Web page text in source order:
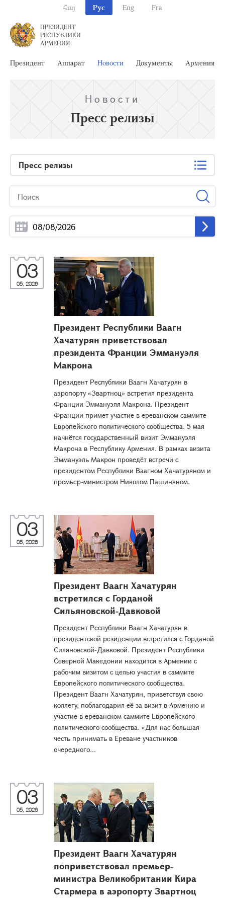
Հայ Рус Eng Fra
ПРЕЗИДЕНТ
РЕСПУБЛИКИ
АРМЕНИЯ
Президент Аппарат Новости Документы Армения
Новости
Пресс релизы
Пресс релизы
03
05, 2026
Президент Республики Ваагн
Хачатурян приветствовал
президента Франции Эммануэля
Макрона
Президент Республики Ваагн Хачатурян в
аэропорту «Звартноц» встретил президента
Франции Эммануэля Макрона. Президент
Франции примет участие в ереванском саммите
Европейского политического сообщества. 5 мая
начнётся государственный визит Эммануэля
Макрона в Республику Армения. В рамках визита
Эммануэль Макрон проведёт встречи с
президентом Республики Ваагном Хачатуряном и
премьер-министром Николом Пашиняном.
03
05, 2026
Президент Ваагн Хачатурян
встретился с Горданой
Сильяновской-Давковой
Президент Республики Ваагн Хачатурян в
президентской резиденции встретился с Горданой
Силяновской-Давковой. Президент Республики
Северной Македонии находится в Армении с
рабочим визитом с целью участия в саммите
Европейского политического сообщества.
Президент Ваагн Хачатурян, приветствуя свою
коллегу, поблагодарил её за визит в Армению и
участие в ереванском саммите Европейского
политического сообщества. «Для нас большая
честь принимать в Ереване участников
очередного...
03
05, 2026
Президент Ваагн Хачатурян
поприветствовал премьер-
министра Великобритании Кира
Стармера в аэропорту Звартноц